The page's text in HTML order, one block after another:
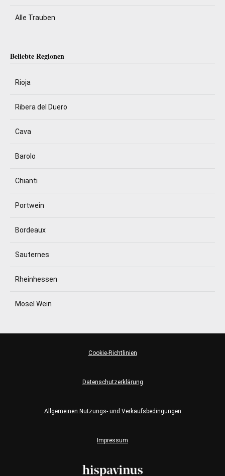
Alle Trauben
Beliebte Regionen
Rioja
Ribera del Duero
Cava
Barolo
Chianti
Portwein
Bordeaux
Sauternes
Rheinhessen
Mosel Wein
Impressum
Allgemeinen Nutzungs- und Verkaufsbedingungen
Datenschutzerklärung
Cookie-Richtlinien